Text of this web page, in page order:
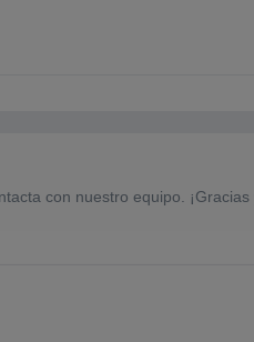
con nuestro equipo.